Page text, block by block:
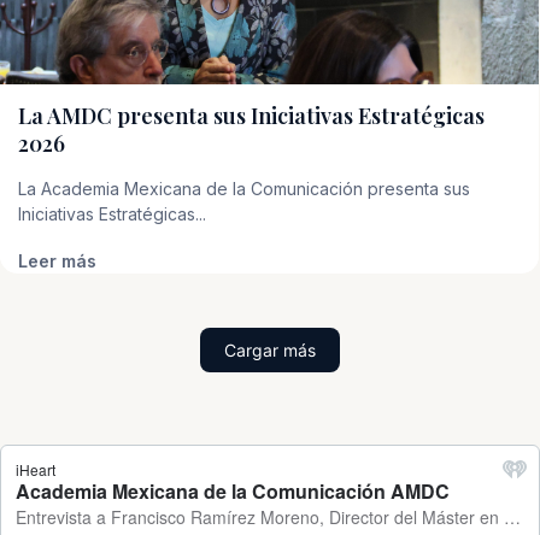
La AMDC presenta sus Iniciativas Estratégicas
2026
La Academia Mexicana de la Comunicación presenta sus
Iniciativas Estratégicas...
Leer más
Cargar más